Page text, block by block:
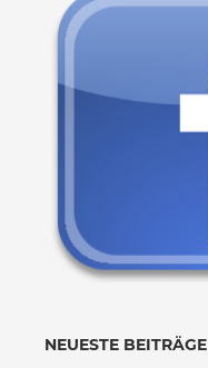
NEUESTE BEITRÄGE